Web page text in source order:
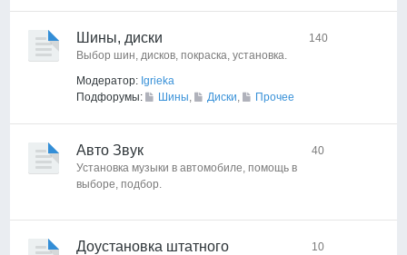
Шины, диски
Выбор шин, дисков, покраска, установка.
Модератор: Igrieka
Подфорумы:
Шины, Диски, Прочее
140
Авто Звук
Установка музыки в автомобиле, помощь в
выборе, подбор.
40
Доустановка штатного
10